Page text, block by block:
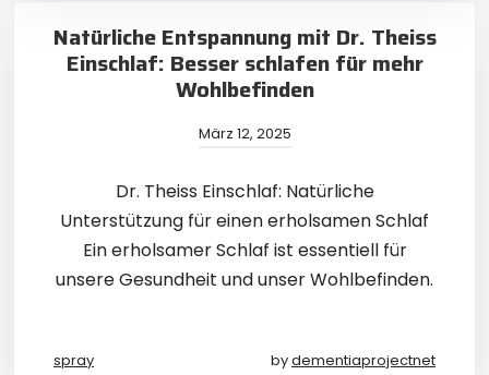
Natürliche Entspannung mit Dr. Theiss
Einschlaf: Besser schlafen für mehr
Wohlbefinden
März 12, 2025
Dr. Theiss Einschlaf: Natürliche
Unterstützung für einen erholsamen Schlaf
Ein erholsamer Schlaf ist essentiell für
unsere Gesundheit und unser Wohlbefinden.
spray bydementiaprojectnet